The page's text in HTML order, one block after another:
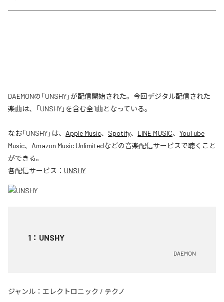
DAEMONの「UNSHY」が配信開始された。今回デジタル配信された
楽曲は、「UNSHY」を含む全1曲となっている。
なお「UNSHY」は、 Apple Music、 Spotify、 LINE MUSIC、 YouTube
Music、 Amazon Music Unlimitedなどの音楽配信サービスで聴くこと
ができる。
各配信サービス： UNSHY
1 ： UNSHY
DAEMON
ジャンル： エレクトロニック / テクノ